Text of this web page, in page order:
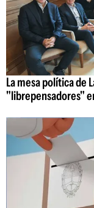
La mesa política de
"librepensadores"